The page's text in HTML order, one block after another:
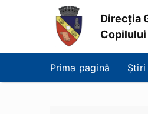
Direcția
Generală
Direcția
Prima pagină Știri